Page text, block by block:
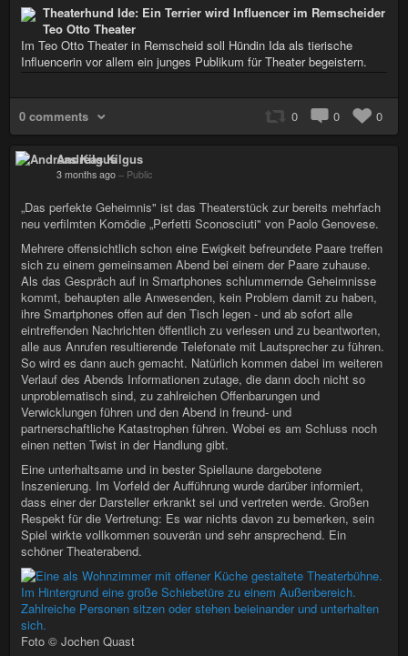
Theaterhund Ide: Ein Terrier wird Influencer im Remscheider
Teo Otto Theater
Im Teo Otto Theater in Remscheid soll Hündin Ida als tierische
Influencerin vor allem ein junges Publikum für Theater begeistern.
0 comments 0 0 0
Andreas Kilgus
3 months ago – Public
„Das perfekte Geheimnis" ist das Theaterstück zur bereits mehrfach
neu verfilmten Komödie „Perfetti Sconosciuti" von Paolo Genovese.
Mehrere offensichtlich schon eine Ewigkeit befreundete Paare treffen
sich zu einem gemeinsamen Abend bei einem der Paare zuhause.
Als das Gespräch auf in Smartphones schlummernde Geheimnisse
kommt, behaupten alle Anwesenden, kein Problem damit zu haben,
ihre Smartphones offen auf den Tisch legen - und ab sofort alle
eintreffenden Nachrichten öffentlich zu verlesen und zu beantworten,
alle aus Anrufen resultierende Telefonate mit Lautsprecher zu führen.
So wird es dann auch gemacht. Natürlich kommen dabei im weiteren
Verlauf des Abends Informationen zutage, die dann doch nicht so
unproblematisch sind, zu zahlreichen Offenbarungen und
Verwicklungen führen und den Abend in freund- und
partnerschaftliche Katastrophen führen. Wobei es am Schluss noch
einen netten Twist in der Handlung gibt.
Eine unterhaltsame und in bester Spiellaune dargebotene
Inszenierung. Im Vorfeld der Aufführung wurde darüber informiert,
dass einer der Darsteller erkrankt sei und vertreten werde. Großen
Respekt für die Vertretung: Es war nichts davon zu bemerken, sein
Spiel wirkte vollkommen souverän und sehr ansprechend. Ein
schöner Theaterabend.
Foto © Jochen Quast